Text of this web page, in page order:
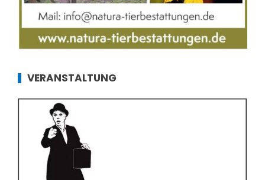
VERANSTALTUNG